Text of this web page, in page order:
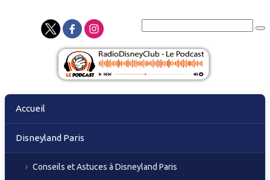
Skip
Accueil
Disneyland Paris
Conseils et Astuces à Disneyland Paris